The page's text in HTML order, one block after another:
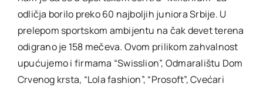
odličja borilo preko 60 najboljih juniora Srbije. U
prelepom sportskom ambijentu na čak devet terena
odigrano je 158 mečeva. Ovom prilikom zahvalnost
upućujemo i firmama “Swisslion”, Odmaralištu Dom
Crvenog krsta, “Lola fashion”, “Prosoft”, Cvećari